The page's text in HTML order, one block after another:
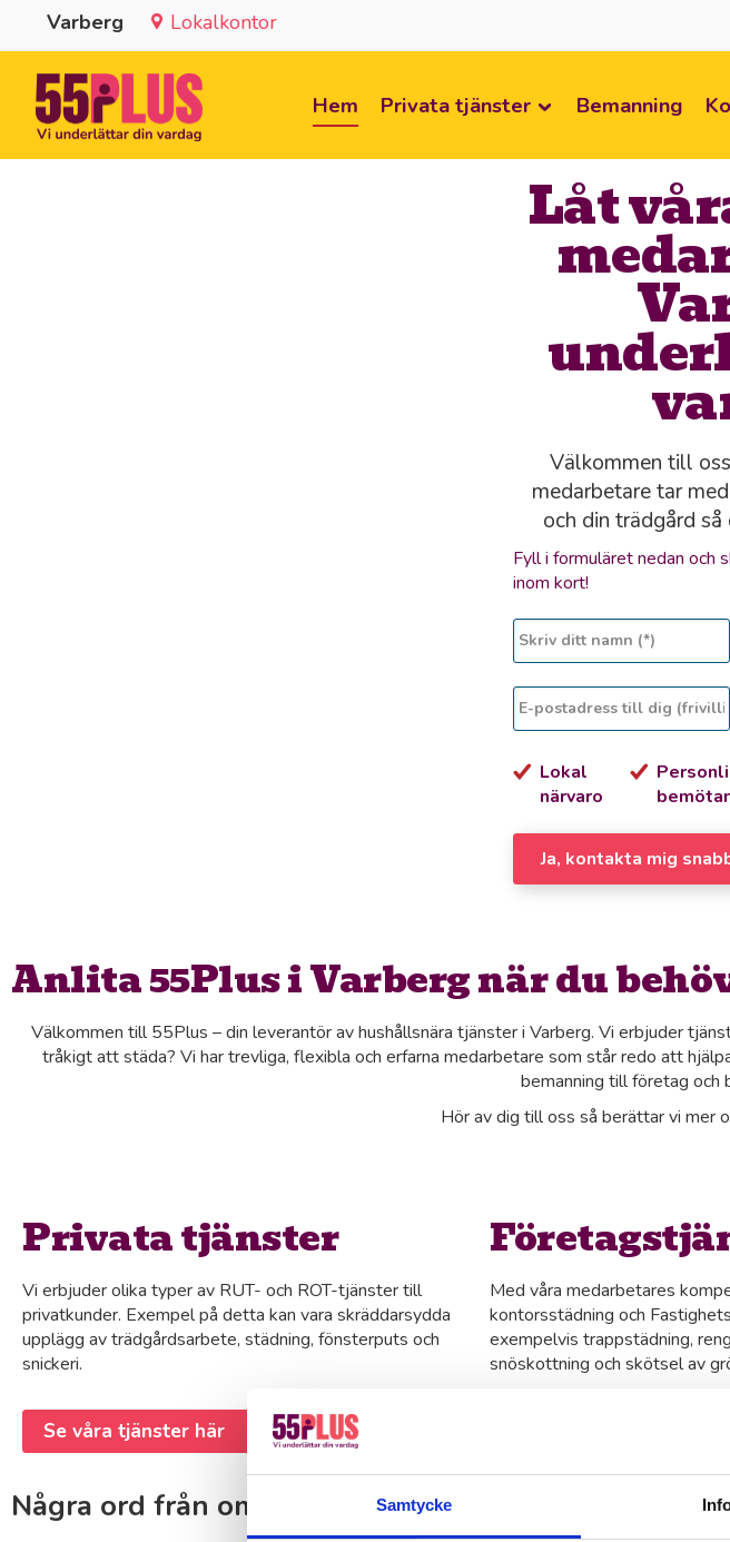
Samtycke
Varberg Lokalkontor
Hem Privata tjänster Bemanning
Låt
Välkommen till
medarbetare tar
och din trädgård
Fyll i formuläret nedan och
inom kort!
Lokal
närvaro
Ja, kontakta mig
Anlita 55Plus i Varberg när du
Välkommen till 55Plus – din leverantör av hushållsnära tjänster i Varberg. Vi erbjuder
tråkigt att städa? Vi har trevliga, flexibla och erfarna medarbetare som står redo att
bemanning till företag och
Hör av dig till oss så berättar vi mer
Privata tjänster
Vi erbjuder olika typer av RUT- och ROT-tjänster till
privatkunder. Exempel på detta kan vara skräddarsydda
upplägg av trädgårdsarbete, städning, fönsterputs och
snickeri.
Se våra tjänster här
Med våra medarbetares
kontorsstädning och
exempelvis trappstädning,
snöskottning och skötsel av
Några ord från områdesansvarige i Varberg